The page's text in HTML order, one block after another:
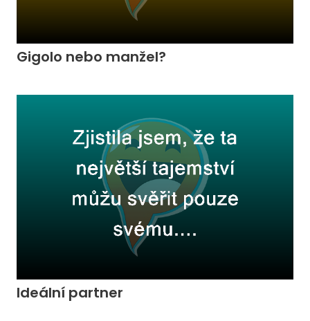
Gigolo nebo manžel?
Ideální partner